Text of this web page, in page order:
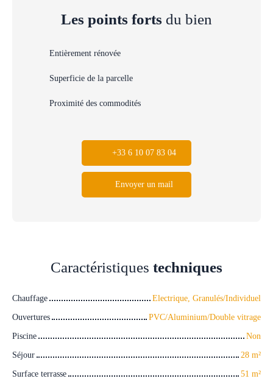
Les points forts du bien
Entièrement rénovée
Superficie de la parcelle
Proximité des commodités
+33 6 10 07 83 04
Envoyer un mail
Caractéristiques techniques
Chauffage
Electrique, Granulés/Individuel
Ouvertures
PVC/Aluminium/Double vitrage
Piscine
Non
Séjour
28 m²
Surface terrasse
51 m²